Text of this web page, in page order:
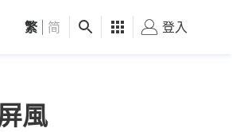
觀點 健康 好食玩飛
繁 简 登入
風